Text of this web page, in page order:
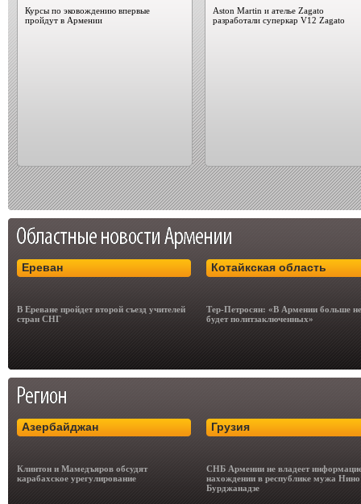
Курсы по эковождению впервые
пройдут в Армении
Aston Martin и ателье Zagato
разработали суперкар V12 Zagato
Ереван
В Ереване пройдет второй съезд учителей
стран СНГ
Котайкская область
Тер-Петросян: «В Армении больше не
будет политзаключенных»
Азербайджан
Клинтон и Мамедъяров обсудят
карабахское урегулирование
Грузия
СНБ Армении не владеет
нахождении в республике мужа Нино
Бурджанадзе